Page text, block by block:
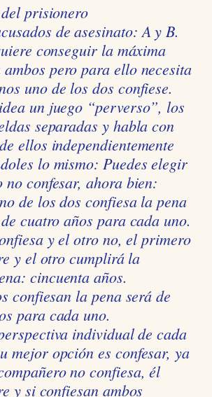
prisionero
de asesinato: A y B.
conseguir la máxima
pero para ello necesita
uno de los dos confiese.
un juego “perverso”, los
separadas y habla con
ellos independientemente
lo mismo: Puedes elegir
no confesar, ahora bien:
de los dos confiesa la pena
cuatro años para cada uno.
y el otro no, el primero
y el otro cumplirá la
cincuenta años.
confiesan la pena será de
para cada uno.
individual de cada
mejor opción es confesar, ya
no confiesa, él
y si confiesan ambos